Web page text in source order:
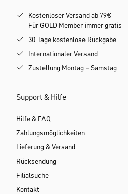
Kostenloser Versand ab 79€
Für GOLD Member immer gratis
30 Tage kostenlose Rückgabe
Internationaler Versand
Zustellung Montag – Samstag
Support & Hilfe
Hilfe & FAQ
Zahlungsmöglichkeiten
Lieferung & Versand
Rücksendung
Filialsuche
Kontakt